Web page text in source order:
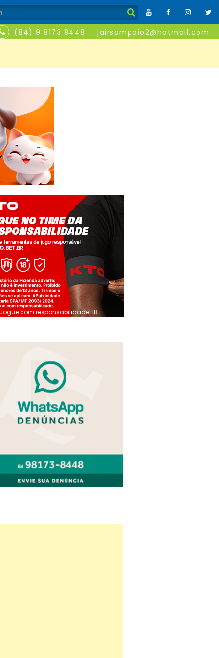
(84) 9 8173 8448 jairsampaio2@hotmail.com
Jogue com responsabilidade. 18+